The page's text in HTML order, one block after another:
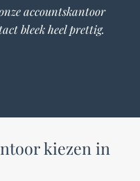
accountskantoor
bleek heel prettig.
kiezen in